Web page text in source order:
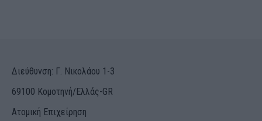
Διεύθυνση: Γ. Νικολάου 1-3
69100 Κομοτηνή/Ελλάς-GR
Ατομική Επιχείρηση